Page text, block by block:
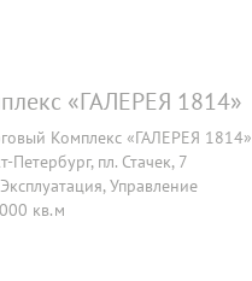
«ГАЛЕРЕЯ 1814»
Комплекс «ГАЛЕРЕЯ 1814»
Петербург, пл. Стачек, 7
Управление
кв.м